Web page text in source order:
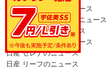
トヨタ プリウスのニュース
トヨタ アルファードのニュース
トヨタ ヤリスのニュース
トヨタ シエンタのニュース
日産 セレナのニュース
日産 リーフのニュース